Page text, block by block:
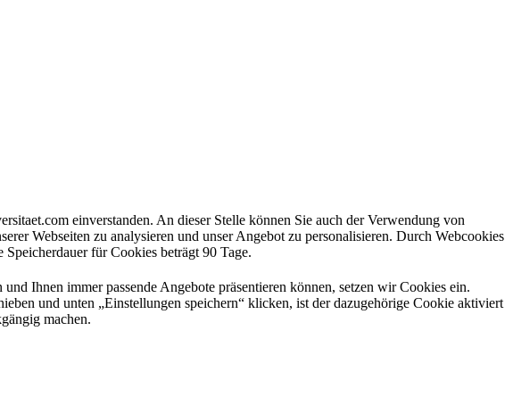
einverstanden. An dieser Stelle können Sie auch der Verwendung von
Webseiten zu analysieren und unser Angebot zu personalisieren. Durch Webcookies
für Cookies beträgt 90 Tage.
Ihnen immer passende Angebote präsentieren können, setzen wir Cookies ein.
und unten „Einstellungen speichern“ klicken, ist der dazugehörige Cookie aktiviert
machen.